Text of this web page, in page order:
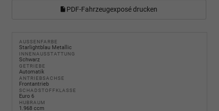
PDF-Fahrzeugexposé drucken
AUSSENFARBE
Starlightblau Metallic
INNENAUSSTATTUNG
Schwarz
GETRIEBE
Automatik
ANTRIEBSACHSE
Frontantrieb
SCHADSTOFFKLASSE
Euro 6
HUBRAUM
1.968 ccm